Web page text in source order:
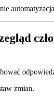
zmian.